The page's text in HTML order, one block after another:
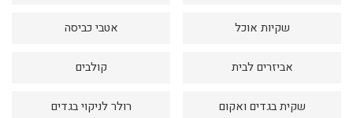
בעלי חיים
בקבוקים
שקיות אוכל אטבי כביסה
אביזרים לבית קולבים
שקית בגדים ואקום רולר לניקוי בגדים